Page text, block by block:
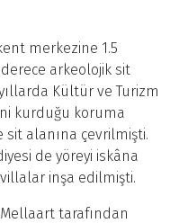
merkezine 1.5
arkeolojik sit
Kültür ve Turizm
kurduğu koruma
sit alanına çevrilmişti.
de yöreyi iskâna
inşa edilmişti.
tarafından